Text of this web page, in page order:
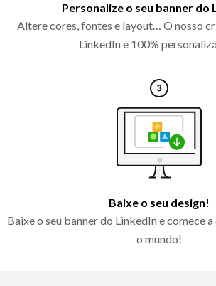
Personalize o seu banner do
Altere cores, fontes e layout… O nosso
LinkedIn é 100%
Baixe o seu design!
Baixe o seu banner do LinkedIn e comece
o mundo!